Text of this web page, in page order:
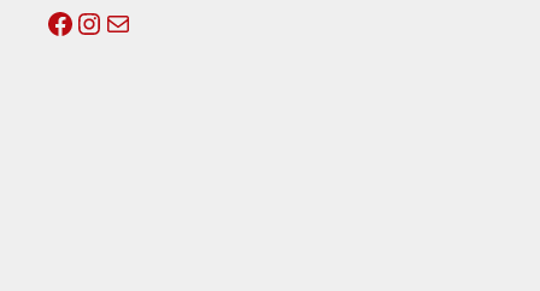
Facebook
Instagram
E-mail